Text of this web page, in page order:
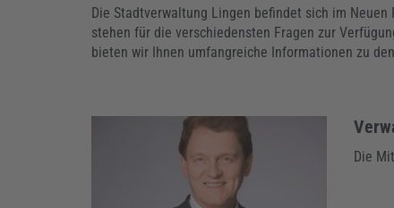
Die Stadtverwaltung Lingen befindet sich im
stehen für die verschiedensten Fragen zur
bieten wir Ihnen umfangreiche Informationen zu
Die